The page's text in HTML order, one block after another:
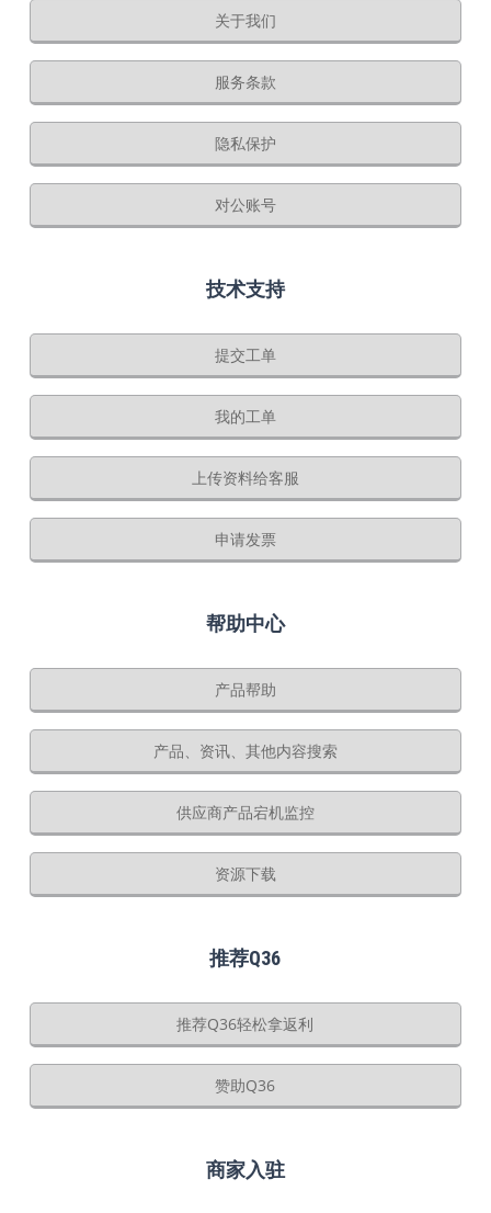
关于我们
服务条款
隐私保护
对公账号
技术支持
提交工单
我的工单
上传资料给客服
申请发票
帮助中心
产品帮助
产品、资讯、其他内容搜索
供应商产品宕机监控
资源下载
推荐Q36
推荐Q36轻松拿返利
赞助Q36
商家入驻